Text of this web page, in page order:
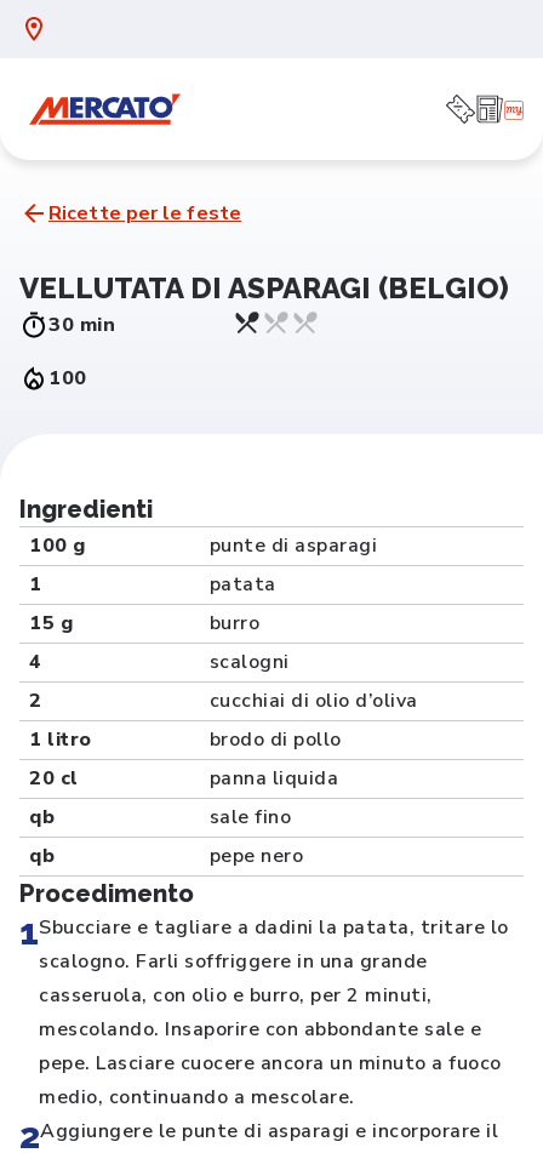
Ricette per le feste
VELLUTATA DI ASPARAGI (BELGIO)
30 min
100
Ingredienti
100 g
punte di asparagi
1
patata
15 g
burro
4
scalogni
2
cucchiai di olio d’oliva
1 litro
brodo di pollo
20 cl
panna liquida
qb
sale fino
qb
pepe nero
Procedimento
1Sbucciare e tagliare a dadini la patata, tritare lo
scalogno. Farli soffriggere in una grande
casseruola, con olio e burro, per 2 minuti,
mescolando. Insaporire con abbondante sale e
pepe. Lasciare cuocere ancora un minuto a fuoco
medio, continuando a mescolare.
2Aggiungere le punte di asparagi e incorporare il